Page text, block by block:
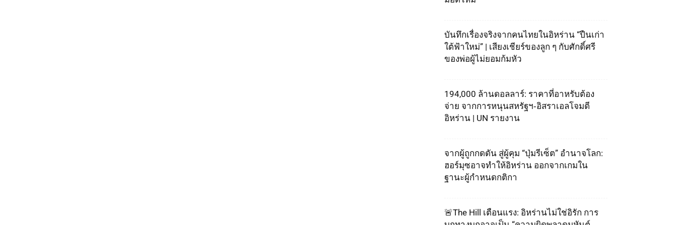
บันทึกเรื่องจริงจากคนไทยในอิหร่าน “ปืนเก่า
ใต้ฟ้าใหม่” | เสียงเชียร์ของลูก ๆ กับศักดิ์ศรี
ของพ่อผู้ไม่ยอมก้มหัว
194,000 ล้านดอลลาร์: ราคาที่อาหรับต้อง
จ่าย จากการหนุนสหรัฐฯ‑อิสราเอลโจมตี
อิหร่าน | UN รายงาน
จากผู้ถูกกดดัน สู่ผู้คุม “ปุ่มรีเซ็ต” อำนาจโลก:
ฮอร์มุซอาจทำให้อิหร่าน ออกจากเกมใน
ฐานะผู้กำหนดกติกา
🚨The Hill เตือนแรง: อิหร่านไม่ใช่อิรัก การ